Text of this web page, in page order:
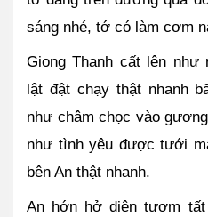
sáng nhé, tớ có làm cơm
Giọng Thanh cất lên
lật đật chạy thật nhanh
như châm chọc vào
như tình yêu được tưới
bên An thật nhanh.
An hớn hở diện tươm